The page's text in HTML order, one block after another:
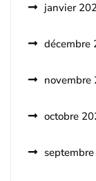
janvier
décembre
novembre
octobre